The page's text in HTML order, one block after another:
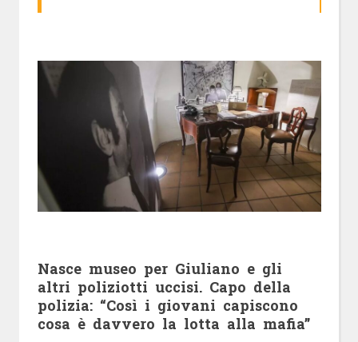
Nasce museo per Giuliano e gli
altri poliziotti uccisi. Capo della
polizia: “Così i giovani capiscono
cosa è davvero la lotta alla mafia”